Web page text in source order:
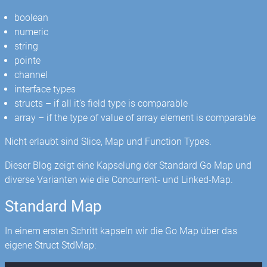
boolean
numeric
string
pointe
channel
interface types
structs – if all it’s field type is comparable
array – if the type of value of array element is comparable
Nicht erlaubt sind Slice, Map und Function Types.
Dieser Blog zeigt eine Kapselung der Standard Go Map und
diverse Varianten wie die Concurrent- und Linked-Map.
Standard Map
In einem ersten Schritt kapseln wir die Go Map über das
eigene Struct StdMap: